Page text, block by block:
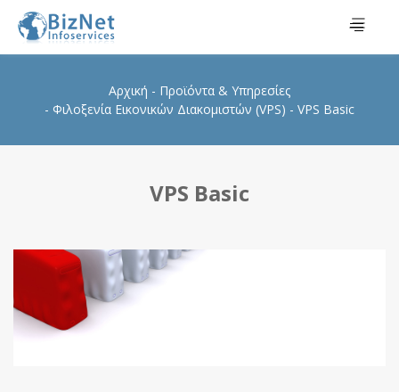
Αρχική
Προϊόντα & Υπηρεσίες
Φιλοξενία Εικονικών Διακομιστών (VPS)
VPS Basic
VPS Basic